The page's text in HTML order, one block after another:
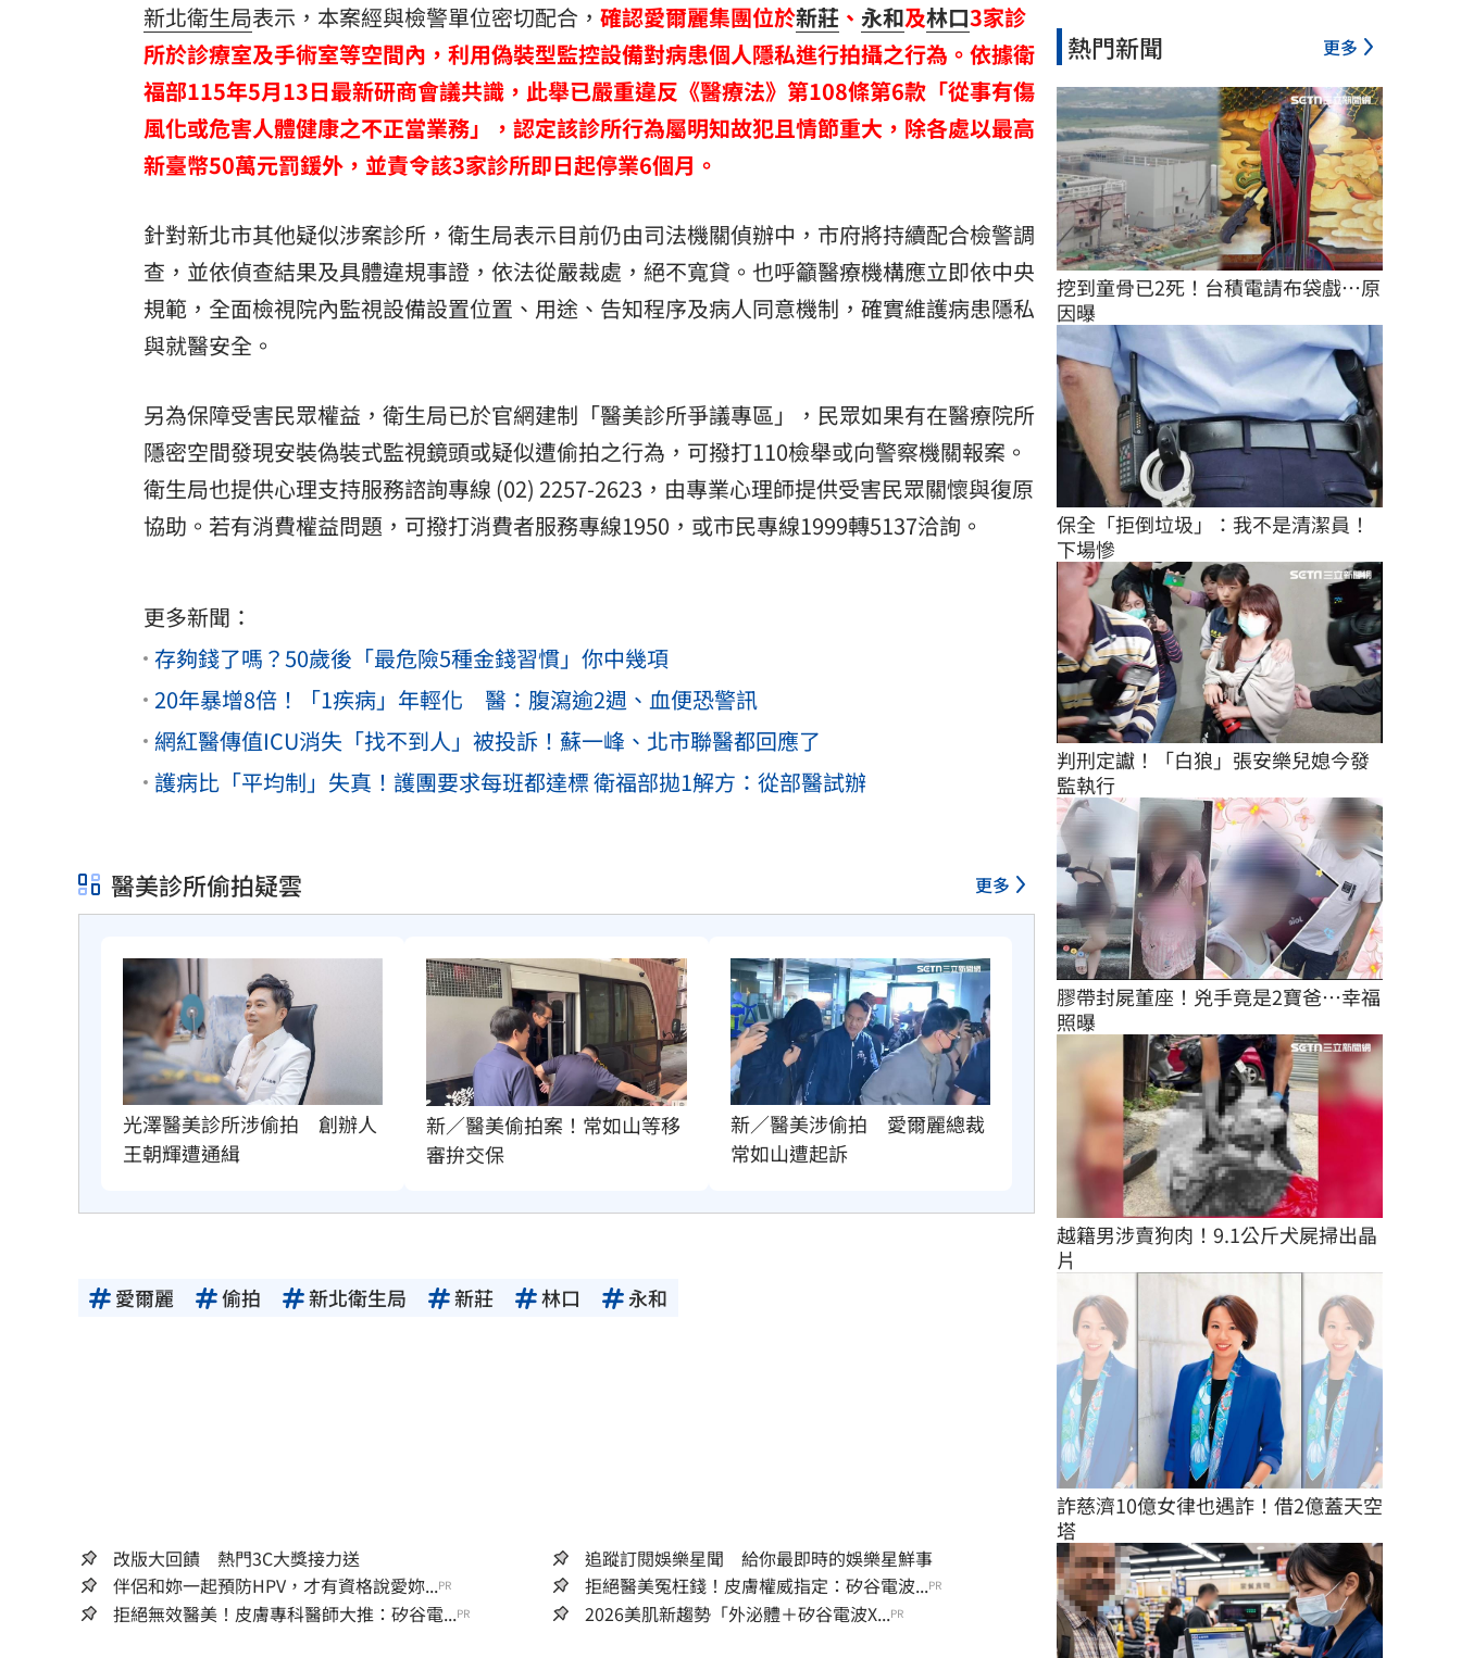
新北衛生局表示，本案經與檢警單位密切配合， 確認愛爾麗集團位於新莊 、 永和及林口3家診
所於診療室及手術室等空間內，利用偽裝型監控設備對病患個人隱私進行拍攝之行為。依據衛
福部115年5月13日最新研商會議共識，此舉已嚴重違反《醫療法》第108條第6款「從事有傷
風化或危害人體健康之不正當業務」，認定該診所行為屬明知故犯且情節重大，除各處以最高
新臺幣50萬元罰鍰外，並責令該3家診所即日起停業6個月。
針對新北市其他疑似涉案診所，衛生局表示目前仍由司法機關偵辦中，市府將持續配合檢警調
查，並依偵查結果及具體違規事證，依法從嚴裁處，絕不寬貸。也呼籲醫療機構應立即依中央
規範，全面檢視院內監視設備設置位置、用途、告知程序及病人同意機制，確實維護病患隱私
與就醫安全。
另為保障受害民眾權益，衛生局已於官網建制「醫美診所爭議專區」，民眾如果有在醫療院所
隱密空間發現安裝偽裝式監視鏡頭或疑似遭偷拍之行為，可撥打110檢舉或向警察機關報案。
衛生局也提供心理支持服務諮詢專線 (02) 2257-2623，由專業心理師提供受害民眾關懷與復原
協助。若有消費權益問題，可撥打消費者服務專線1950，或市民專線1999轉5137洽詢。
更多新聞：
存夠錢了嗎？50歲後「最危險5種金錢習慣」你中幾項
20年暴增8倍！「1疾病」年輕化 醫：腹瀉逾2週、血便恐警訊
網紅醫傳值ICU消失「找不到人」被投訴！蘇一峰、北市聯醫都回應了
護病比「平均制」失真！護團要求每班都達標 衛福部拋1解方：從部醫試辦
醫美診所偷拍疑雲 更多
光澤醫美診所涉偷拍　創辦人
王朝輝遭通緝
新／醫美偷拍案！常如山等移
審拚交保
新／醫美涉偷拍　愛爾麗總裁
常如山遭起訴
愛爾麗 偷拍 新北衛生局 新莊 林口 永和
改版大回饋 熱門3C大獎接力送
追蹤訂閱娛樂星聞 給你最即時的娛樂星鮮事
伴侶和妳一起預防HPV，才有資格說愛妳...PR 拒絕醫美冤枉錢！皮膚權威指定：矽谷電波...PR
拒絕無效醫美！皮膚專科醫師大推：矽谷電...PR 2026美肌新趨勢「外泌體＋矽谷電波X...PR
熱門新聞 更多
挖到童骨已2死！台積電請布袋戲…原
因曝
保全「拒倒垃圾」：我不是清潔員！
下場慘
判刑定讞！「白狼」張安樂兒媳今發
監執行
膠帶封屍董座！兇手竟是2寶爸…幸福
照曝
越籍男涉賣狗肉！9.1公斤犬屍掃出晶
片
詐慈濟10億女律也遇詐！借2億蓋天空
塔